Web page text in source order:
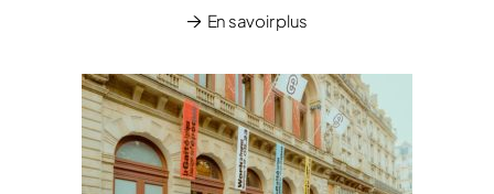
En savoir plus